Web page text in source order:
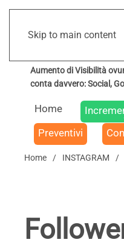
Skip to main content
Home
Preventivi
Home INSTAGRAM